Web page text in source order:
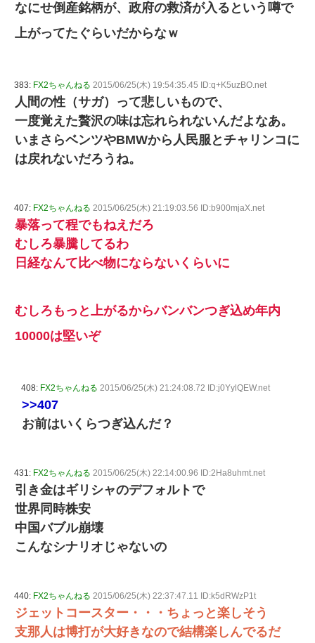
なにせ倒産銘柄が、政府の救済が入るという噂で
上がってたぐらいだからなｗ
383: FX2ちゃんねる 2015/06/25(木) 19:54:35.45 ID:q+K5uzBO.net
人間の性（サガ）って悲しいもので、
一度覚えた贅沢の味は忘れられないんだよなあ。
いまさらベンツやBMWから人民服とチャリンコに
は戻れないだろうね。
407: FX2ちゃんねる 2015/06/25(木) 21:19:03.56 ID:b900mjaX.net
暴落って程でもねえだろ
むしろ暴騰してるわ
日経なんて比べ物にならないくらいに
むしろもっと上がるからバンバンつぎ込め年内
10000は堅いぞ
408: FX2ちゃんねる 2015/06/25(木) 21:24:08.72 ID:j0YylQEW.net
>>407
お前はいくらつぎ込んだ？
431: FX2ちゃんねる 2015/06/25(木) 22:14:00.96 ID:2Ha8uhmt.net
引き金はギリシャのデフォルトで
世界同時株安
中国バブル崩壊
こんなシナリオじゃないの
440: FX2ちゃんねる 2015/06/25(木) 22:37:47.11 ID:k5dRWzP1t
ジェットコースター・・・ちょっと楽しそう
支那人は博打が大好きなので結構楽しんでるだ